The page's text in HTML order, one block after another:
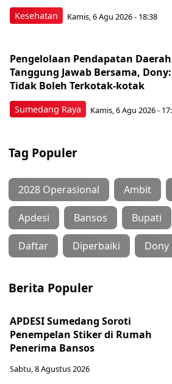
Kesehatan Kamis, 6 Agu 2026 - 18:38
Sumedang Raya
Pengelolaan Pendapatan Daerah
Tanggung Jawab Bersama, Dony:
Tidak Boleh Terkotak-kotak
Kamis, 6 Agu 2026 -
Tag Populer
2028 Operasional Ambit
Apdesi Bansos Bupati
Daftar Diperbaiki Dony
Berita Populer
APDESI Sumedang Soroti
Penempelan Stiker di Rumah
Penerima Bansos
Sabtu, 8 Agustus 2026